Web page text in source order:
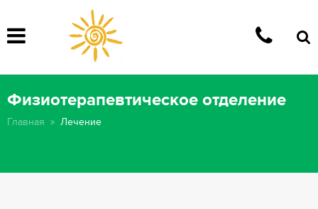
Физиотерапевтическое отделение
Главная Лечение